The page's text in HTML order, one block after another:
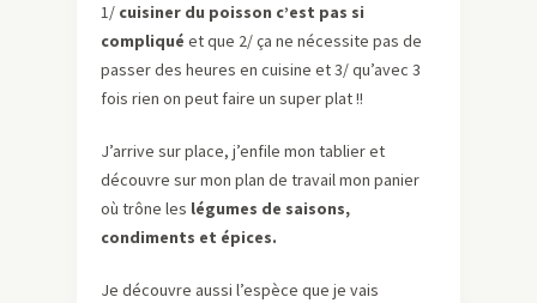
1/ cuisiner du poisson c’est pas si
compliqué et que 2/ ça ne nécessite pas de
passer des heures en cuisine et 3/ qu’avec 3
fois rien on peut faire un super plat !!
J’arrive sur place, j’enfile mon tablier et
découvre sur mon plan de travail mon panier
où trône les légumes de saisons,
condiments et épices.
Je découvre aussi l’espèce que je vais